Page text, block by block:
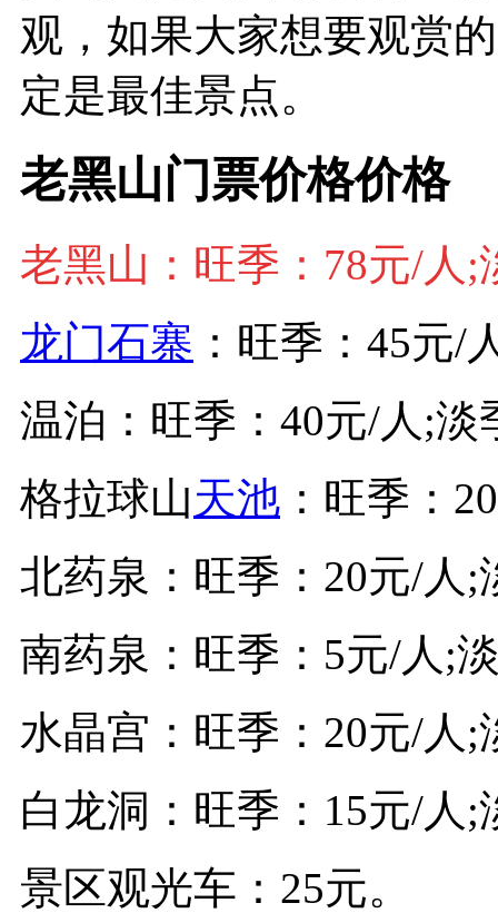
观，如果大家想要观赏
定是最佳景点。
老黑山门票价格价格
老黑山：旺季：78元/人;
龙门石寨 ：旺季：45元/
温泊：旺季：40元/人;淡
格拉球山天池 ：旺季：
北药泉：旺季：20元/人;
南药泉：旺季：5元/人;
水晶宫：旺季：20元/人;
白龙洞：旺季：15元/人;
景区观光车：25元。